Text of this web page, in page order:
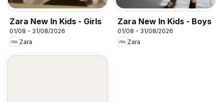
Zara New In Kids - Girls
01/08 - 31/08/2026
Zara
Zara New In Kids - Boys
01/08 - 31/08/2026
Zara